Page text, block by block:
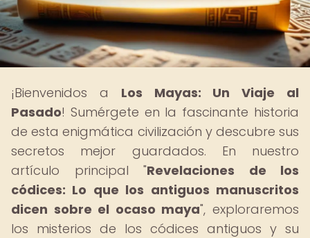
¡Bienvenidos a Los Mayas: Un Viaje al
Pasado! Sumérgete en la fascinante historia
de esta enigmática civilización y descubre sus
secretos mejor guardados. En nuestro
artículo principal "Revelaciones de los
códices: Lo que los antiguos manuscritos
dicen sobre el ocaso maya", exploraremos
los misterios de los códices antiguos y su